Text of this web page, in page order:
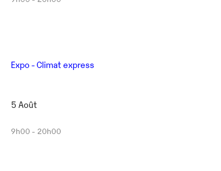
Expo - Climat express
5 Août
9h00 - 20h00